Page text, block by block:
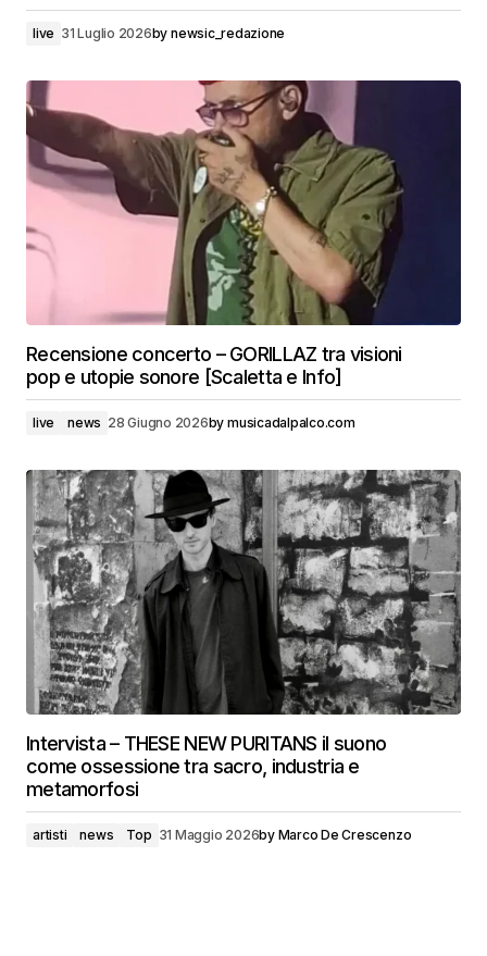
live 31 Luglio 2026by newsic_redazione
Recensione concerto – GORILLAZ tra visioni
pop e utopie sonore [Scaletta e Info]
live news 28 Giugno 2026by musicadalpalco.com
Intervista – THESE NEW PURITANS il suono
come ossessione tra sacro, industria e
metamorfosi
artisti news Top 31 Maggio 2026by Marco De Crescenzo